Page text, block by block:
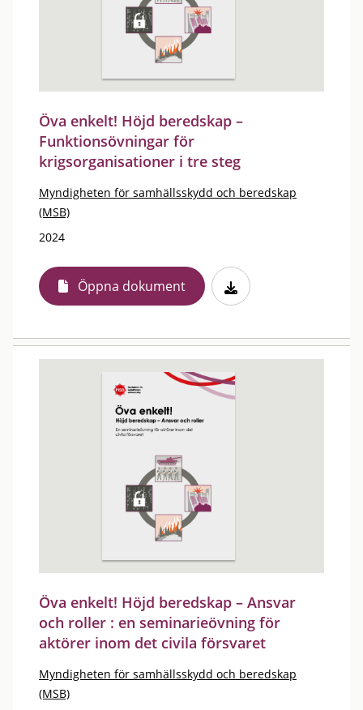
Öva enkelt! Höjd beredskap –
Funktionsövningar för
krigsorganisationer i tre steg
Myndigheten för samhällsskydd och beredskap
(MSB)
2024
Öppna dokument
Öva enkelt! Höjd beredskap – Ansvar
och roller : en seminarieövning för
aktörer inom det civila försvaret
Myndigheten för samhällsskydd och beredskap
(MSB)